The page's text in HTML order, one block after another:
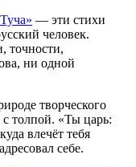
— эти стихи
человек.
точности,
ни одной
творческого
толпой. «Ты царь:
влечёт тебя
себе.